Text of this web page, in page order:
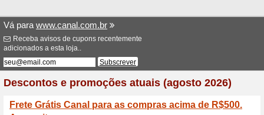
Lojas Cupons
Página principal>C>